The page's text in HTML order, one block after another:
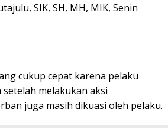
SIK, SH, MH, MIK, Senin
cukup cepat karena pelaku
melakukan aksi
juga masih dikuasi oleh pelaku.